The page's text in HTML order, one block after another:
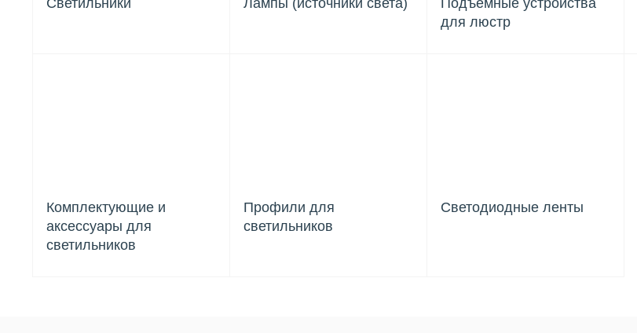
Светильники Лампы (источники света)
Подъемные устройства
для люстр
Комплектующие и
аксессуары для
светильников
Профили для
светильников
Светодиодные ленты